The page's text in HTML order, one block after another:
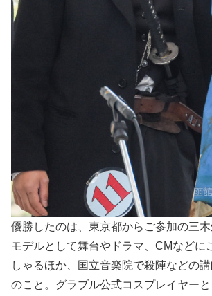
優勝したのは、東京都からご参加の三
モデルとして舞台やドラマ、CMなどに
しゃるほか、国立音楽院で殺陣などの
のこと。グラブル公式コスプレイヤー